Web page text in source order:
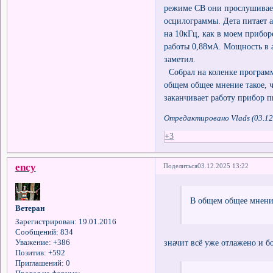
режиме СВ они
осцилограммы. Дета питает
на 10кГц, как в моем
работы 0,88мА. Мощность в
заметил.
Собрал на коленке
общем общее мнение такое,
заканчивает работу прибор
Отредактировано Vlads
+3
Поделиться03.12.2025 13:22
ency
Ветеран
Зарегистрирован: 19.01.2016
Сообщений: 834
Уважение: +386
Позитив: +592
Приглашений: 0
В общем общее
значит всё уже отлажено и